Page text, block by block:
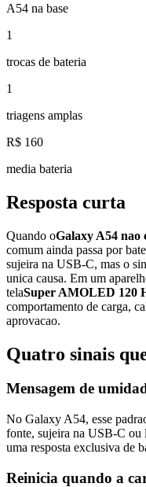
A54 na base
1
trocas de bateria
1
triagens amplas
R$ 160
media bateria
Resposta curta
Quando oGalaxy A54 nao
comum ainda passa por
sujeira na USB-C, mas o
unica causa. Em um
telaSuper AMOLED 120
comportamento de carga,
aprovacao.
Quatro sinais
Mensagem de
No Galaxy A54, esse
fonte, sujeira na USB-C ou
uma resposta exclusiva de
Reinicia quando a